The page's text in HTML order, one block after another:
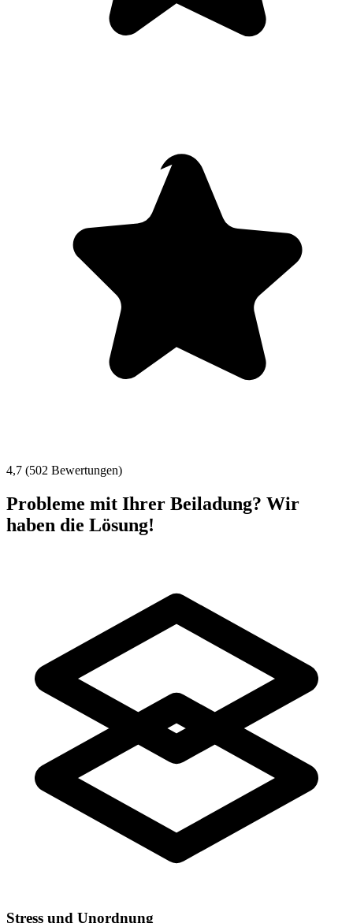
4,7 (502 Bewertungen)
Probleme mit Ihrer Beiladung? Wir
haben die Lösung!
Stress und Unordnung